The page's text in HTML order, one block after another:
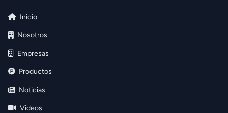
Inicio
Nosotros
Empresas
Productos
Noticias
Videos